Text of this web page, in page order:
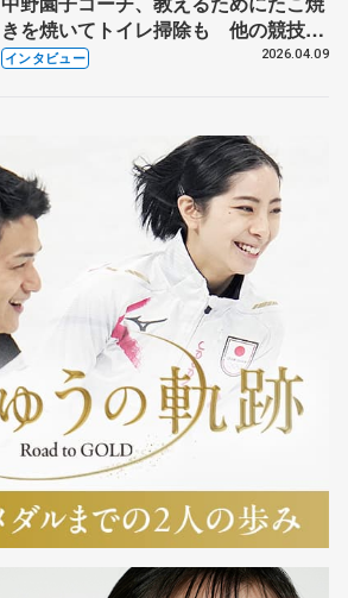
きを焼いてトイレ掃除も 他の競技に
も通用するという坂本花織の筋肉
インタビュー 2026.04.09